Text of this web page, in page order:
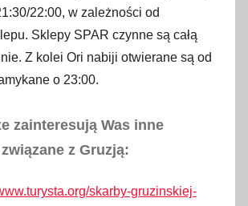
22:00, w zależności od
Sklepy SPAR czynne są całą
Z kolei Ori nabiji otwierane są od
o 23:00.
zainteresują Was inne
z Gruzją:
skarby-gruzinskiej-